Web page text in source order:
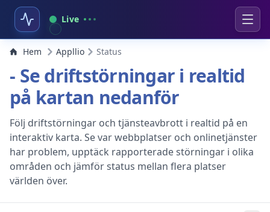
Live
Hem Appllio Status
- Se driftstörningar i realtid
på kartan nedanför
Följ driftstörningar och tjänsteavbrott i realtid på en
interaktiv karta. Se var webbplatser och onlinetjänster
har problem, upptäck rapporterade störningar i olika
områden och jämför status mellan flera platser
världen över.